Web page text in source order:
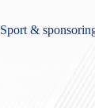
Sport &